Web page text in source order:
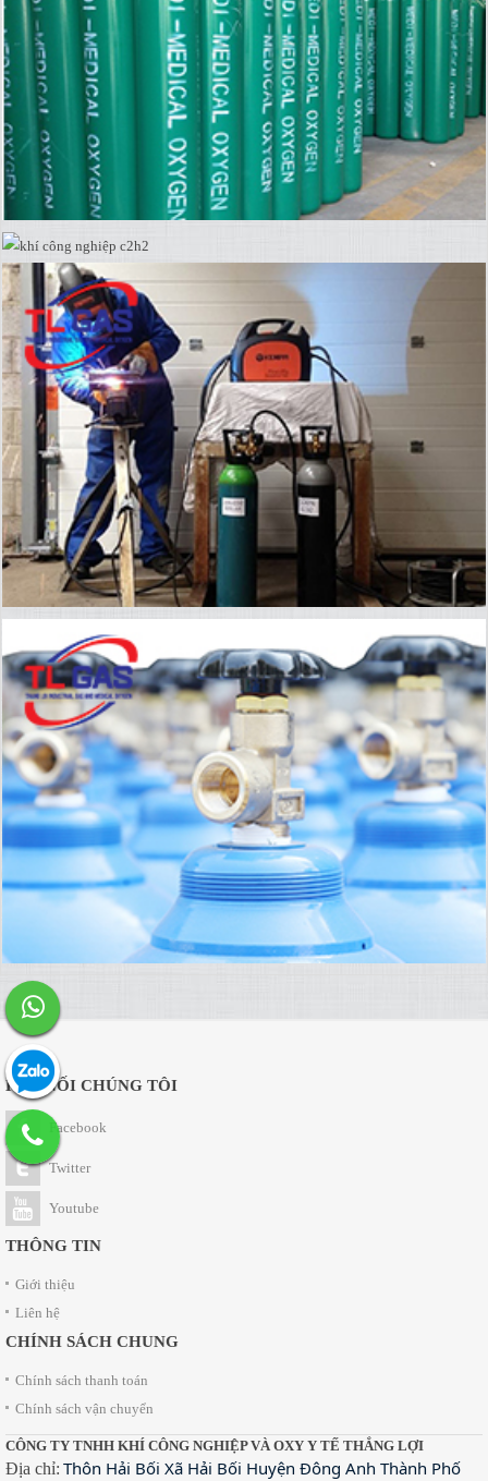
KẾT NỐI CHÚNG TÔI
Facebook
Twitter
Youtube
THÔNG TIN
Giới thiệu
Liên hệ
CHÍNH SÁCH CHUNG
Chính sách thanh toán
Chính sách vận chuyển
CÔNG TY TNHH KHÍ CÔNG NGHIỆP VÀ OXY Y TẾ THẮNG LỢI
Địa chỉ: Thôn Hải Bối Xã Hải Bối Huyện Đông Anh Thành Phố